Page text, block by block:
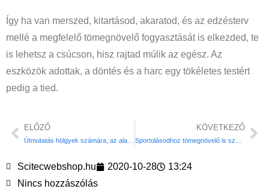
Így ha van merszed, kitartásod, akaratod, és az edzésterv
mellé a megfelelő tömegnövelő fogyasztását is elkezded, te
is lehetsz a csúcson, hisz rajtad múlik az egész. Az
eszközök adottak, a döntés és a harc egy tökéletes testért
pedig a tied.
ELŐZŐ KÖVETKEZŐ
Scitecwebshop.hu 2020-10-28
13:24
Nincs hozzászólás